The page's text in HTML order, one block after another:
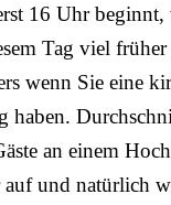
16 Uhr beginnt,
Tag viel früher
wenn Sie eine
haben.
an einem
und natürlich